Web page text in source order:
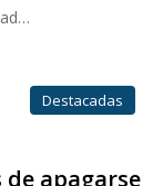
Destacadas
de apagarse